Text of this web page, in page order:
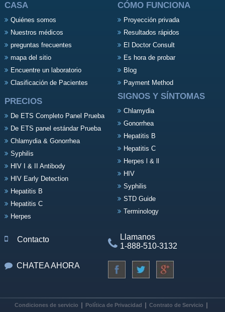
CASA
Quiénes somos
Nuestros médicos
preguntas frecuentes
mapa del sitio
Encuentre un laboratorio
Clasificación de Pacientes
CÓMO FUNCIONA
Proyección privada
Resultados rápidos
El Doctor Consult
Es hora de probar
Blog
Payment Method
PRECIOS
De ETS Completo Panel Prueba
De ETS panel estándar Prueba
Chlamydia & Gonorrhea
Syphilis
HIV I & II Antibody
HIV Early Detection
Hepatitis B
Hepatitis C
Herpes
SIGNOS Y SÍNTOMAS
Chlamydia
Gonorrhea
Hepatitis B
Hepatitis C
Herpes l & ll
HIV
Syphilis
STD Guide
Terminology
Contacto
Llamanos
1-888-510-3132
CHATEA AHORA
Condiciones de servicio Política de Privacidad Contrato de Servicio